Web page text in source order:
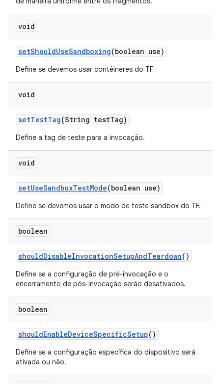
void
setShouldUseSandboxing(boolean use)
Define se devemos usar contêineres do TF
void
setTestTag(String testTag)
Define a tag de teste para a invocação.
void
setUseSandboxTestMode(boolean use)
Define se devemos usar o modo de teste sandbox do TF.
boolean
shouldDisableInvocationSetupAndTeardown()
Define se a configuração de pré-invocação e o
encerramento de pós-invocação serão desativados.
boolean
shouldEnableDeviceSpecificSetup()
Define se a configuração específica do dispositivo será
ativada ou não.